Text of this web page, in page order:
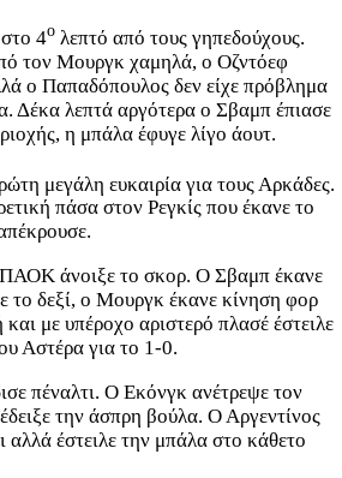
4ο λεπτό από τους γηπεδούχους.
τον Μουργκ χαμηλά, ο Οζντόεφ
ο Παπαδόπουλος δεν είχε πρόβλημα
Δέκα λεπτά αργότερα ο Σβαμπ έπιασε
η μπάλα έφυγε λίγο άουτ.
μεγάλη ευκαιρία για τους Αρκάδες.
πάσα στον Ρεγκίς που έκανε το
ΠΑΟΚ άνοιξε το σκορ. Ο Σβαμπ έκανε
το δεξί, ο Μουργκ έκανε κίνηση φορ
με υπέροχο αριστερό πλασέ έστειλε
Αστέρα για το 1-0.
πέναλτι. Ο Εκόνγκ ανέτρεψε τον
την άσπρη βούλα. Ο Αργεντίνος
αλλά έστειλε την μπάλα στο κάθετο